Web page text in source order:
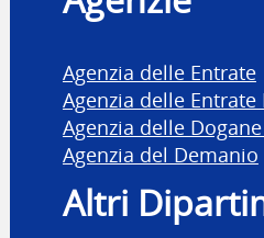
Agenzia delle Entrate
Agenzia delle Entrate
Agenzia delle
Agenzia del Demanio
Altri